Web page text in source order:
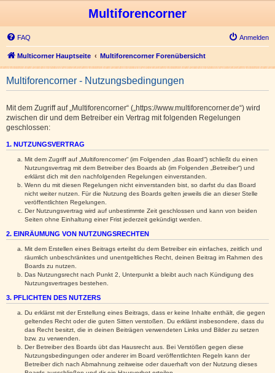
Multiforencorner
FAQ Anmelden
Multicorner Hauptseite Multiforencorner Forenübersicht
Multiforencorner - Nutzungsbedingungen
Mit dem Zugriff auf „Multiforencorner“ („https://www.multiforencorner.de“) wird
zwischen dir und dem Betreiber ein Vertrag mit folgenden Regelungen
geschlossen:
1. NUTZUNGSVERTRAG
Mit dem Zugriff auf „Multiforencorner“ (im Folgenden „das Board“) schließt du einen
Nutzungsvertrag mit dem Betreiber des Boards ab (im Folgenden „Betreiber“) und
erklärst dich mit den nachfolgenden Regelungen einverstanden.
Wenn du mit diesen Regelungen nicht einverstanden bist, so darfst du das Board
nicht weiter nutzen. Für die Nutzung des Boards gelten jeweils die an dieser Stelle
veröffentlichten Regelungen.
Der Nutzungsvertrag wird auf unbestimmte Zeit geschlossen und kann von beiden
Seiten ohne Einhaltung einer Frist jederzeit gekündigt werden.
2. EINRÄUMUNG VON NUTZUNGSRECHTEN
Mit dem Erstellen eines Beitrags erteilst du dem Betreiber ein einfaches, zeitlich und
räumlich unbeschränktes und unentgeltliches Recht, deinen Beitrag im Rahmen des
Boards zu nutzen.
Das Nutzungsrecht nach Punkt 2, Unterpunkt a bleibt auch nach Kündigung des
Nutzungsvertrages bestehen.
3. PFLICHTEN DES NUTZERS
Du erklärst mit der Erstellung eines Beitrags, dass er keine Inhalte enthält, die gegen
geltendes Recht oder die guten Sitten verstoßen. Du erklärst insbesondere, dass du
das Recht besitzt, die in deinen Beiträgen verwendeten Links und Bilder zu setzen
bzw. zu verwenden.
Der Betreiber des Boards übt das Hausrecht aus. Bei Verstößen gegen diese
Nutzungsbedingungen oder anderer im Board veröffentlichten Regeln kann der
Betreiber dich nach Abmahnung zeitweise oder dauerhaft von der Nutzung dieses